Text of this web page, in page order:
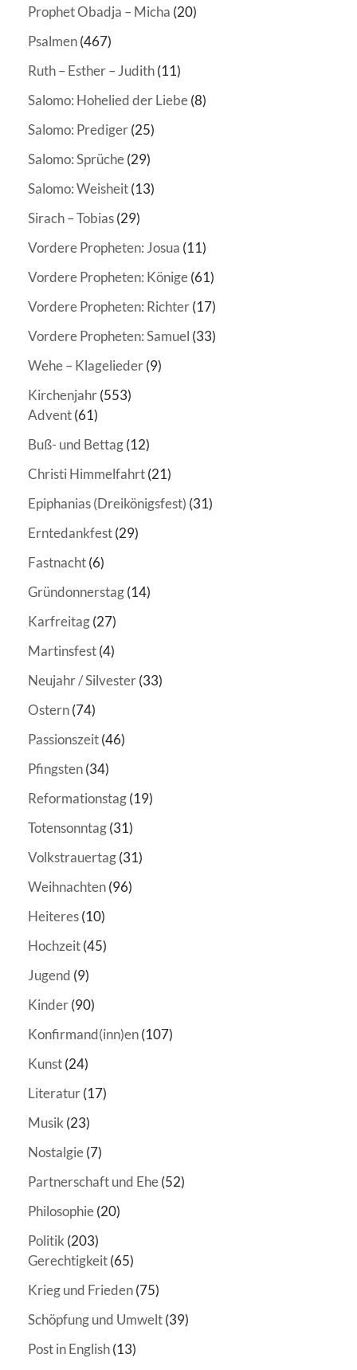
Prophet Obadja – Micha (20)
Psalmen(467)
Ruth – Esther – Judith(11)
Salomo: Hohelied der Liebe(8)
Salomo: Prediger(25)
Salomo: Sprüche(29)
Salomo: Weisheit(13)
Sirach – Tobias(29)
Vordere Propheten: Josua (11)
Vordere Propheten: Könige(61)
Vordere Propheten: Richter(17)
Vordere Propheten: Samuel (33)
Wehe – Klagelieder(9)
Kirchenjahr(553)
Advent(61)
Buß- und Bettag(12)
Christi Himmelfahrt(21)
Epiphanias (Dreikönigsfest) (31)
Erntedankfest(29)
Fastnacht(6)
Gründonnerstag(14)
Karfreitag(27)
Martinsfest(4)
Neujahr / Silvester(33)
Ostern(74)
Passionszeit(46)
Pfingsten(34)
Reformationstag(19)
Totensonntag(31)
Volkstrauertag(31)
Weihnachten(96)
Heiteres(10)
Hochzeit(45)
Jugend (9)
Kinder(90)
Konfirmand(inn)en(107)
Kunst(24)
Literatur(17)
Musik (23)
Nostalgie(7)
Partnerschaft und Ehe(52)
Philosophie(20)
Politik (203)
Gerechtigkeit(65)
Krieg und Frieden(75)
Schöpfung und Umwelt(39)
Post in English(13)